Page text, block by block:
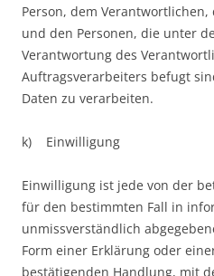
Person, dem
und den Personen, die unter
Verantwortung des
Auftragsverarbeiters befugt
Daten zu verarbeiten.
k) Einwilligung
Einwilligung ist jede von der
für den bestimmten Fall in
unmissverständlich
Form einer Erklärung oder
bestätigenden Handlung, mit